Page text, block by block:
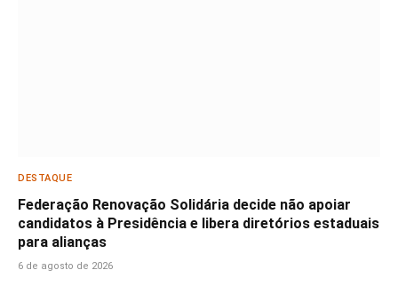
DESTAQUE
Federação Renovação Solidária decide não apoiar
candidatos à Presidência e libera diretórios estaduais
para alianças
6 de agosto de 2026